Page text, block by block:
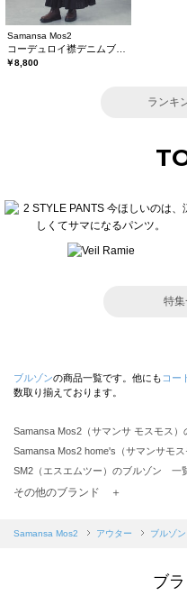
Samansa Mos2
￥8,800
ランキ
特
ブルゾンの商品一覧です。他にも コー
数取り揃えております。
Samansa Mos2（サマンサ モスモス
Samansa Mos2 home's（サマンサモ
SM2（エスエムツー）のブルゾン 一
TSUHARU by Samansa Mos2（ツハ
Samansa Mos2 blue（サマンサモス
sō4ū（ソウフォーユー）のブルゾン
その他のブランド ＋
Samansa Mos2 アウター ブルゾ
ブ